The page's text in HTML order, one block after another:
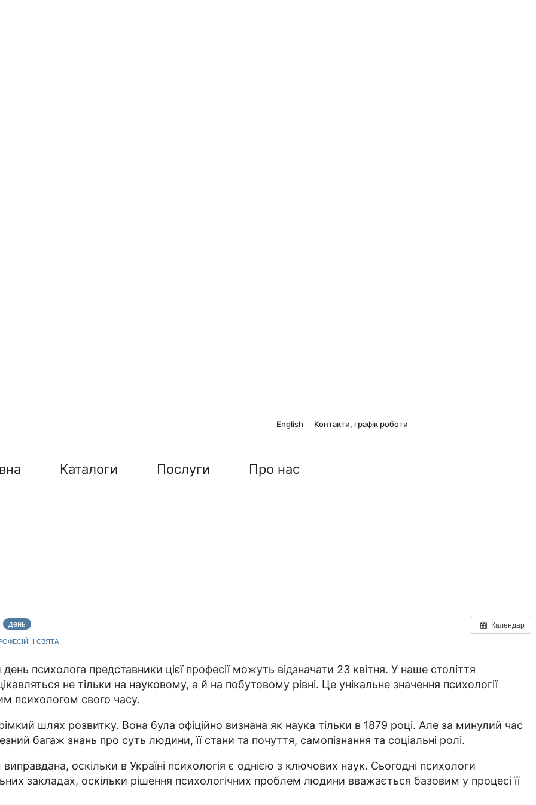
English Контакти, графік роботи
Каталоги Послуги Про нас
Календар
день
СВЯТА
психолога представники цієї професії можуть відзначати 23 квітня. У наше століття
не тільки на науковому, а й на побутовому рівні. Це унікальне значення психології
психологом свого часу.
шлях розвитку. Вона була офіційно визнана як наука тільки в 1879 році. Але за минулий час
багаж знань про суть людини, її стани та почуття, самопізнання та соціальні ролі.
оскільки в Україні психологія є однією з ключових наук. Сьогодні психологи
закладах, оскільки рішення психологічних проблем людини вважається базовим у процесі її